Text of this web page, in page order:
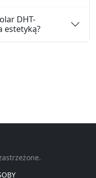
DHT-
estetyką?